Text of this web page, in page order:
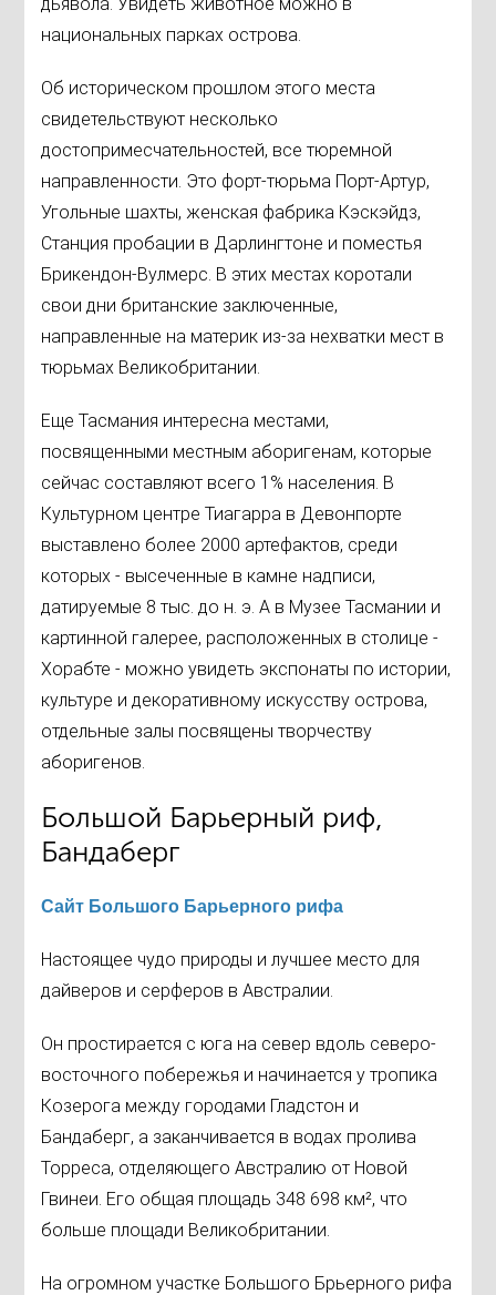
дьявола. Увидеть животное можно в
национальных парках острова.
Об историческом прошлом этого места
свидетельствуют несколько
достопримесчательностей, все тюремной
направленности. Это форт-тюрьма Порт-Артур,
Угольные шахты, женская фабрика Кэскэйдз,
Станция пробации в Дарлингтоне и поместья
Брикендон-Вулмерс. В этих местах коротали
свои дни британские заключенные,
направленные на материк из-за нехватки мест в
тюрьмах Великобритании.
Еще Тасмания интересна местами,
посвященными местным аборигенам, которые
сейчас составляют всего 1% населения. В
Культурном центре Тиагарра в Девонпорте
выставлено более 2000 артефактов, среди
которых - высеченные в камне надписи,
датируемые 8 тыс. до н. э. А в Музее Тасмании и
картинной галерее, расположенных в столице -
Хорабте - можно увидеть экспонаты по истории,
культуре и декоративному искусству острова,
отдельные залы посвящены творчеству
аборигенов.
Большой Барьерный риф,
Бандаберг
Сайт Большого Барьерного рифа
Настоящее чудо природы и лучшее место для
дайверов и серферов в Австралии.
Он простирается с юга на север вдоль северо-
восточного побережья и начинается у тропика
Козерога между городами Гладстон и
Бандаберг, а заканчивается в водах пролива
Торреса, отделяющего Австралию от Новой
Гвинеи. Его общая площадь 348 698 км², что
больше площади Великобритании.
На огромном участке Большого Брьерного рифа